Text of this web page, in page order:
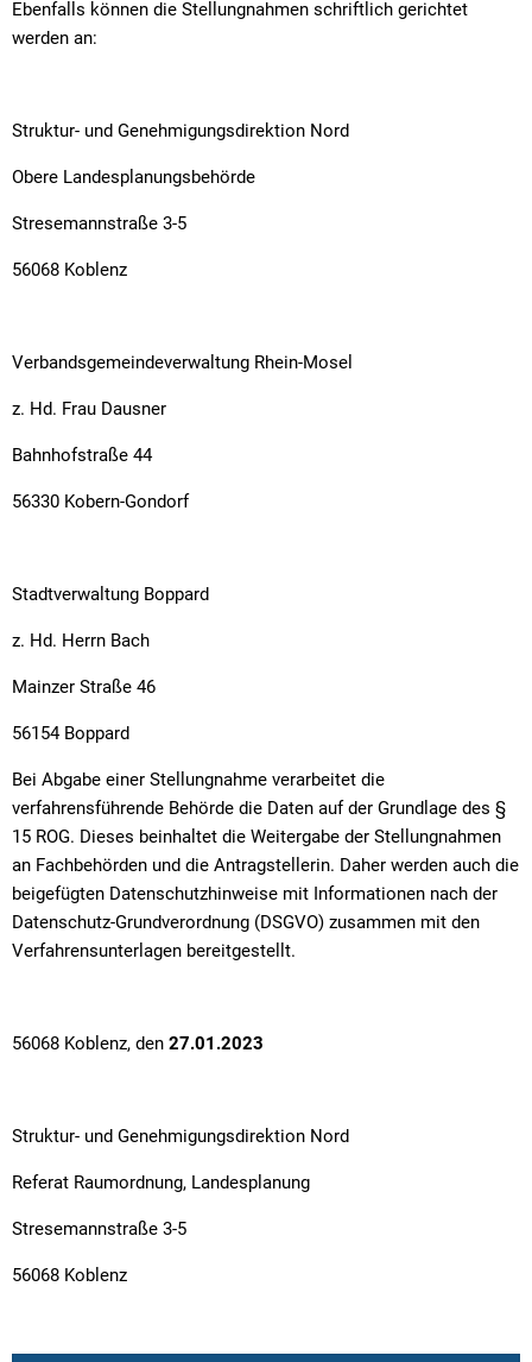
Ebenfalls können die Stellungnahmen schriftlich gerichtet
werden an:
Struktur- und Genehmigungsdirektion Nord
Obere Landesplanungsbehörde
Stresemannstraße 3-5
56068 Koblenz
Verbandsgemeindeverwaltung Rhein-Mosel
z. Hd. Frau Dausner
Bahnhofstraße 44
56330 Kobern-Gondorf
Stadtverwaltung Boppard
z. Hd. Herrn Bach
Mainzer Straße 46
56154 Boppard
Bei Abgabe einer Stellungnahme verarbeitet die
verfahrensführende Behörde die Daten auf der Grundlage des §
15 ROG. Dieses beinhaltet die Weitergabe der Stellungnahmen
an Fachbehörden und die Antragstellerin. Daher werden auch die
beigefügten Datenschutzhinweise mit Informationen nach der
Datenschutz-Grundverordnung (DSGVO) zusammen mit den
Verfahrensunterlagen bereitgestellt.
56068 Koblenz, den 27.01.2023
Struktur- und Genehmigungsdirektion Nord
Referat Raumordnung, Landesplanung
Stresemannstraße 3-5
56068 Koblenz